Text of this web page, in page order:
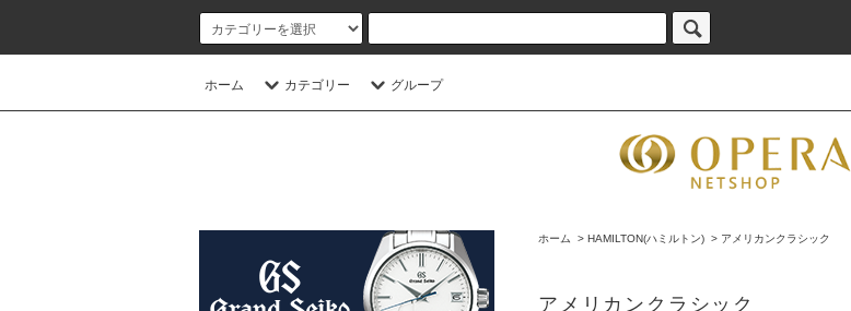
ホーム カテゴリー グループ
ホーム > HAMILTON(ハミルトン) > アメリカンクラシック
アメリカンクラシック